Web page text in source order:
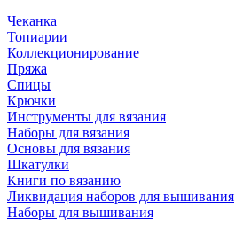
Чеканка
Топиарии
Коллекционирование
Пряжа
Спицы
Крючки
Инструменты для вязания
Наборы для вязания
Основы для вязания
Шкатулки
Книги по вязанию
Ликвидация наборов для вышивания
Наборы для вышивания